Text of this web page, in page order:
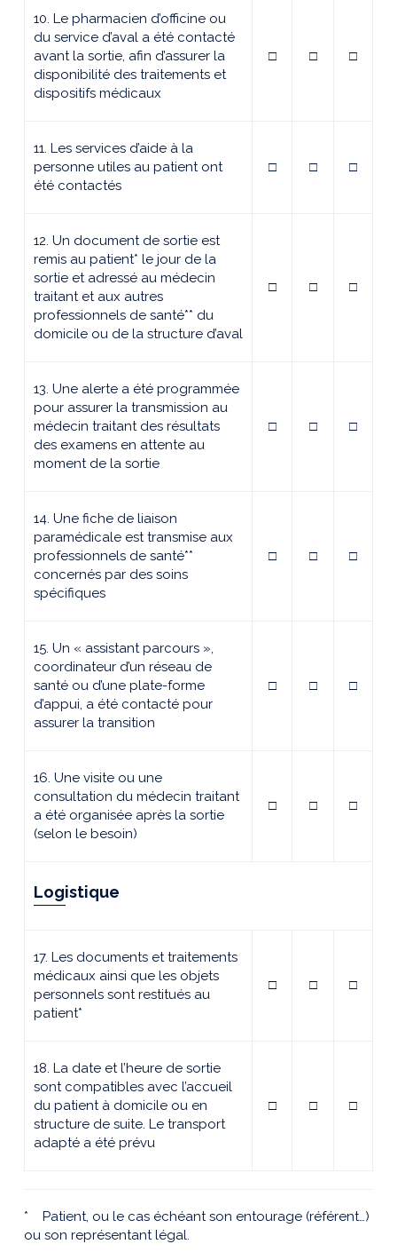
10. Le pharmacien d’officine ou
du service d’aval a été contacté
avant la sortie, afin d’assurer la
disponibilité des traitements et
dispositifs médicaux
□ □ □
11. Les services d’aide à la
personne utiles au patient ont
été contactés
□ □ □
12. Un document de sortie est
remis au patient* le jour de la
sortie et adressé au médecin
traitant et aux autres
professionnels de santé** du
domicile ou de la structure d’aval
□ □ □
13. Une alerte a été programmée
pour assurer la transmission au
médecin traitant des résultats
des examens en attente au
moment de la sortie
□ □ □
14. Une fiche de liaison
paramédicale est transmise aux
professionnels de santé**
concernés par des soins
spécifiques
□ □ □
15. Un « assistant parcours »,
coordinateur d’un réseau de
santé ou d’une plate-forme
d’appui, a été contacté pour
assurer la transition
□ □ □
16. Une visite ou une
consultation du médecin traitant
a été organisée après la sortie
(selon le besoin)
□ □ □
Logistique
17. Les documents et traitements
médicaux ainsi que les objets
personnels sont restitués au
patient*
□ □ □
18. La date et l’heure de sortie
sont compatibles avec l’accueil
du patient à domicile ou en
structure de suite. Le transport
adapté a été prévu
□ □ □
* Patient, ou le cas échéant son entourage (référent…)
ou son représentant légal.